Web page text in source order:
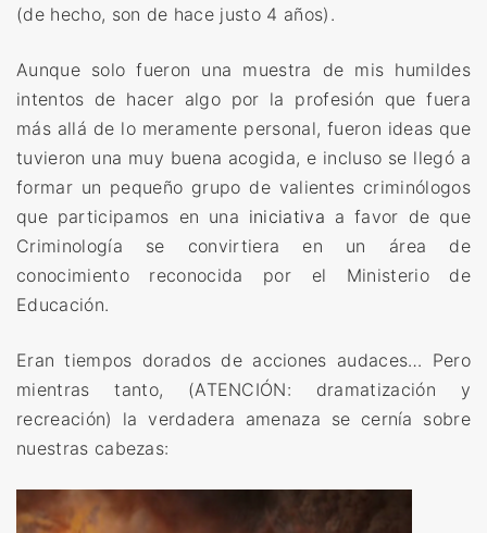
s
c
i
a
c
i
ó
n
P
o
t
g
u
s
(de hecho, son de hace justo 4 años).
Aunque solo fueron una muestra de mis humildes
intentos de hacer algo por la profesión que fuera
más allá de lo meramente personal, fueron ideas que
tuvieron una muy buena acogida, e incluso se llegó a
formar un pequeño grupo de valientes criminólogos
que participamos en una iniciativa a favor de que
Criminología se convirtiera en un área de
conocimiento reconocida por el Ministerio de
Educación.
Eran tiempos dorados de acciones audaces… Pero
mientras tanto, (ATENCIÓN: dramatización y
recreación) la verdadera amenaza se cernía sobre
nuestras cabezas: